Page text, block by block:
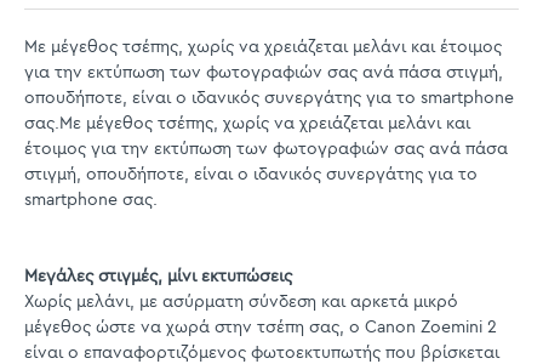
Με μέγεθος τσέπης, χωρίς να χρειάζεται μελάνι και έτοιμος
για την εκτύπωση των φωτογραφιών σας ανά πάσα στιγμή,
οπουδήποτε, είναι ο ιδανικός συνεργάτης για το smartphone
σας.Με μέγεθος τσέπης, χωρίς να χρειάζεται μελάνι και
έτοιμος για την εκτύπωση των φωτογραφιών σας ανά πάσα
στιγμή, οπουδήποτε, είναι ο ιδανικός συνεργάτης για το
smartphone σας.
Μεγάλες στιγμές, μίνι εκτυπώσεις
Χωρίς μελάνι, με ασύρματη σύνδεση και αρκετά μικρό
μέγεθος ώστε να χωρά στην τσέπη σας, ο Canon Zoemini 2
είναι ο επαναφορτιζόμενος φωτοεκτυπωτής που βρίσκεται